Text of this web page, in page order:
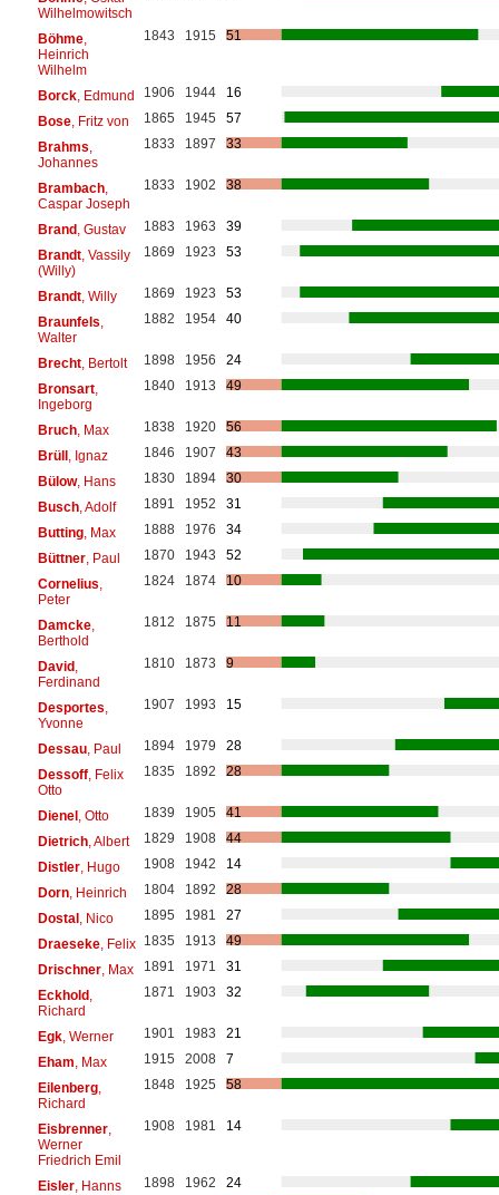
Wilhelmowitsch
Böhme,
Heinrich
Wilhelm
1843 1915 51
Borck, Edmund 1906 1944
16
Bose, Fritz von 1865 1945
57
Brahms
Johannes
1833 1897 33
Brambach,
Caspar Joseph
1833 1902 38
Brand, Gustav 1883 1963
39
Brandt, Vassily
(Willy)
1869 1923 53
Brandt, Willy 1869 1923
53
Braunfels
Walter
1882 1954 40
Brecht, Bertolt 1898 1956
24
Bronsart,
Ingeborg
1840 1913 49
Bruch, Max 1838 1920
56
Brüll, Ignaz 1846 1907
43
Bülow, Hans 1830 1894
30
Busch, Adolf 1891 1952
31
Butting, Max 1888 1976
34
Büttner, Paul 1870 1943
52
Cornelius
Peter
1824 1874 10
Damcke,
Berthold
1812 1875 11
David,
Ferdinand
1810 1873 9
Desportes
Yvonne
1907 1993 15
Dessau, Paul 1894 1979
28
Dessoff, Felix
Otto
1835 1892 28
Dienel, Otto 1839 1905
41
Dietrich, Albert 1829 1908
44
Distler, Hugo 1908 1942
14
Dorn, Heinrich 1804 1892
28
Dostal, Nico 1895 1981
27
Draeseke, Felix 1835 1913
49
Drischner, Max 1891 1971
31
Eckhold,
Richard
1871 1903 32
Egk, Werner 1901 1983
21
Eham , Max 1915 2008
7
Eilenberg,
Richard
1848 1925 58
Eisbrenner,
Werner
Friedrich Emil
1908 1981 14
Eisler, Hanns 1898 1962
24